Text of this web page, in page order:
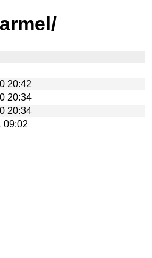
20:42
20:34
20:34
09:02